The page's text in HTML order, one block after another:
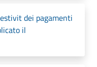
dei pagamenti
il